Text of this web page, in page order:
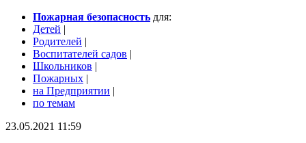
Пожарная безопасность для:
Детей |
Родителей |
Воспитателей садов |
Школьников |
Пожарных |
на Предприятии |
по темам
23.05.2021 11:59